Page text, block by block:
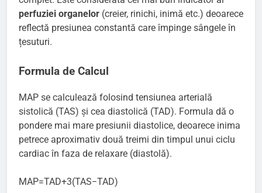
perfuziei organelor (creier, rinichi, inimă etc.) deoarece
reflectă presiunea constantă care împinge sângele în
țesuturi.
Formula de Calcul
MAP se calculează folosind tensiunea arterială
sistolică (TAS) și cea diastolică (TAD). Formula dă o
pondere mai mare presiunii diastolice, deoarece inima
petrece aproximativ două treimi din timpul unui ciclu
cardiac în faza de relaxare (diastolă).
MAP=TAD+3(TAS−TAD)​